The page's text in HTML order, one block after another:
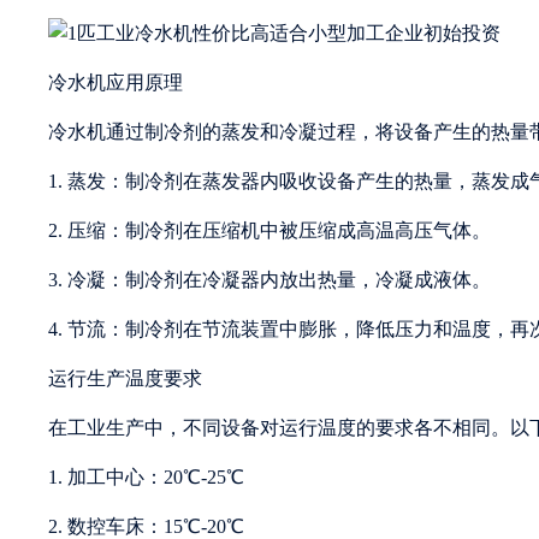
冷水机应用原理
冷水机通过制冷剂的蒸发和冷凝过程，将设备产生的热
1. 蒸发：制冷剂在蒸发器内吸收设备产生的热量，蒸发成
2. 压缩：制冷剂在压缩机中被压缩成高温高压气体。
3. 冷凝：制冷剂在冷凝器内放出热量，冷凝成液体。
4. 节流：制冷剂在节流装置中膨胀，降低压力和温度，再
运行生产温度要求
在工业生产中，不同设备对运行温度的要求各不相同。
1. 加工中心：20℃-25℃
2. 数控车床：15℃-20℃